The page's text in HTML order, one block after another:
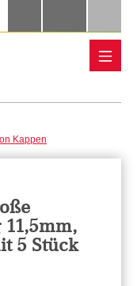
Kappen
5 Stück